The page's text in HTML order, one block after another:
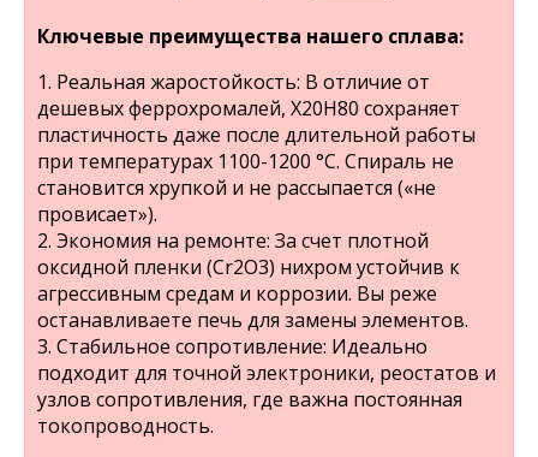
Ключевые преимущества нашего сплава:
1. Реальная жаростойкость: В отличие от
дешевых феррохромалей, Х20Н80 сохраняет
пластичность даже после длительной работы
при температурах 1100-1200 °C. Спираль не
становится хрупкой и не рассыпается («не
провисает»).
2. Экономия на ремонте: За счет плотной
оксидной пленки (Cr2O3) нихром устойчив к
агрессивным средам и коррозии. Вы реже
останавливаете печь для замены элементов.
3. Стабильное сопротивление: Идеально
подходит для точной электроники, реостатов и
узлов сопротивления, где важна постоянная
токопроводность.